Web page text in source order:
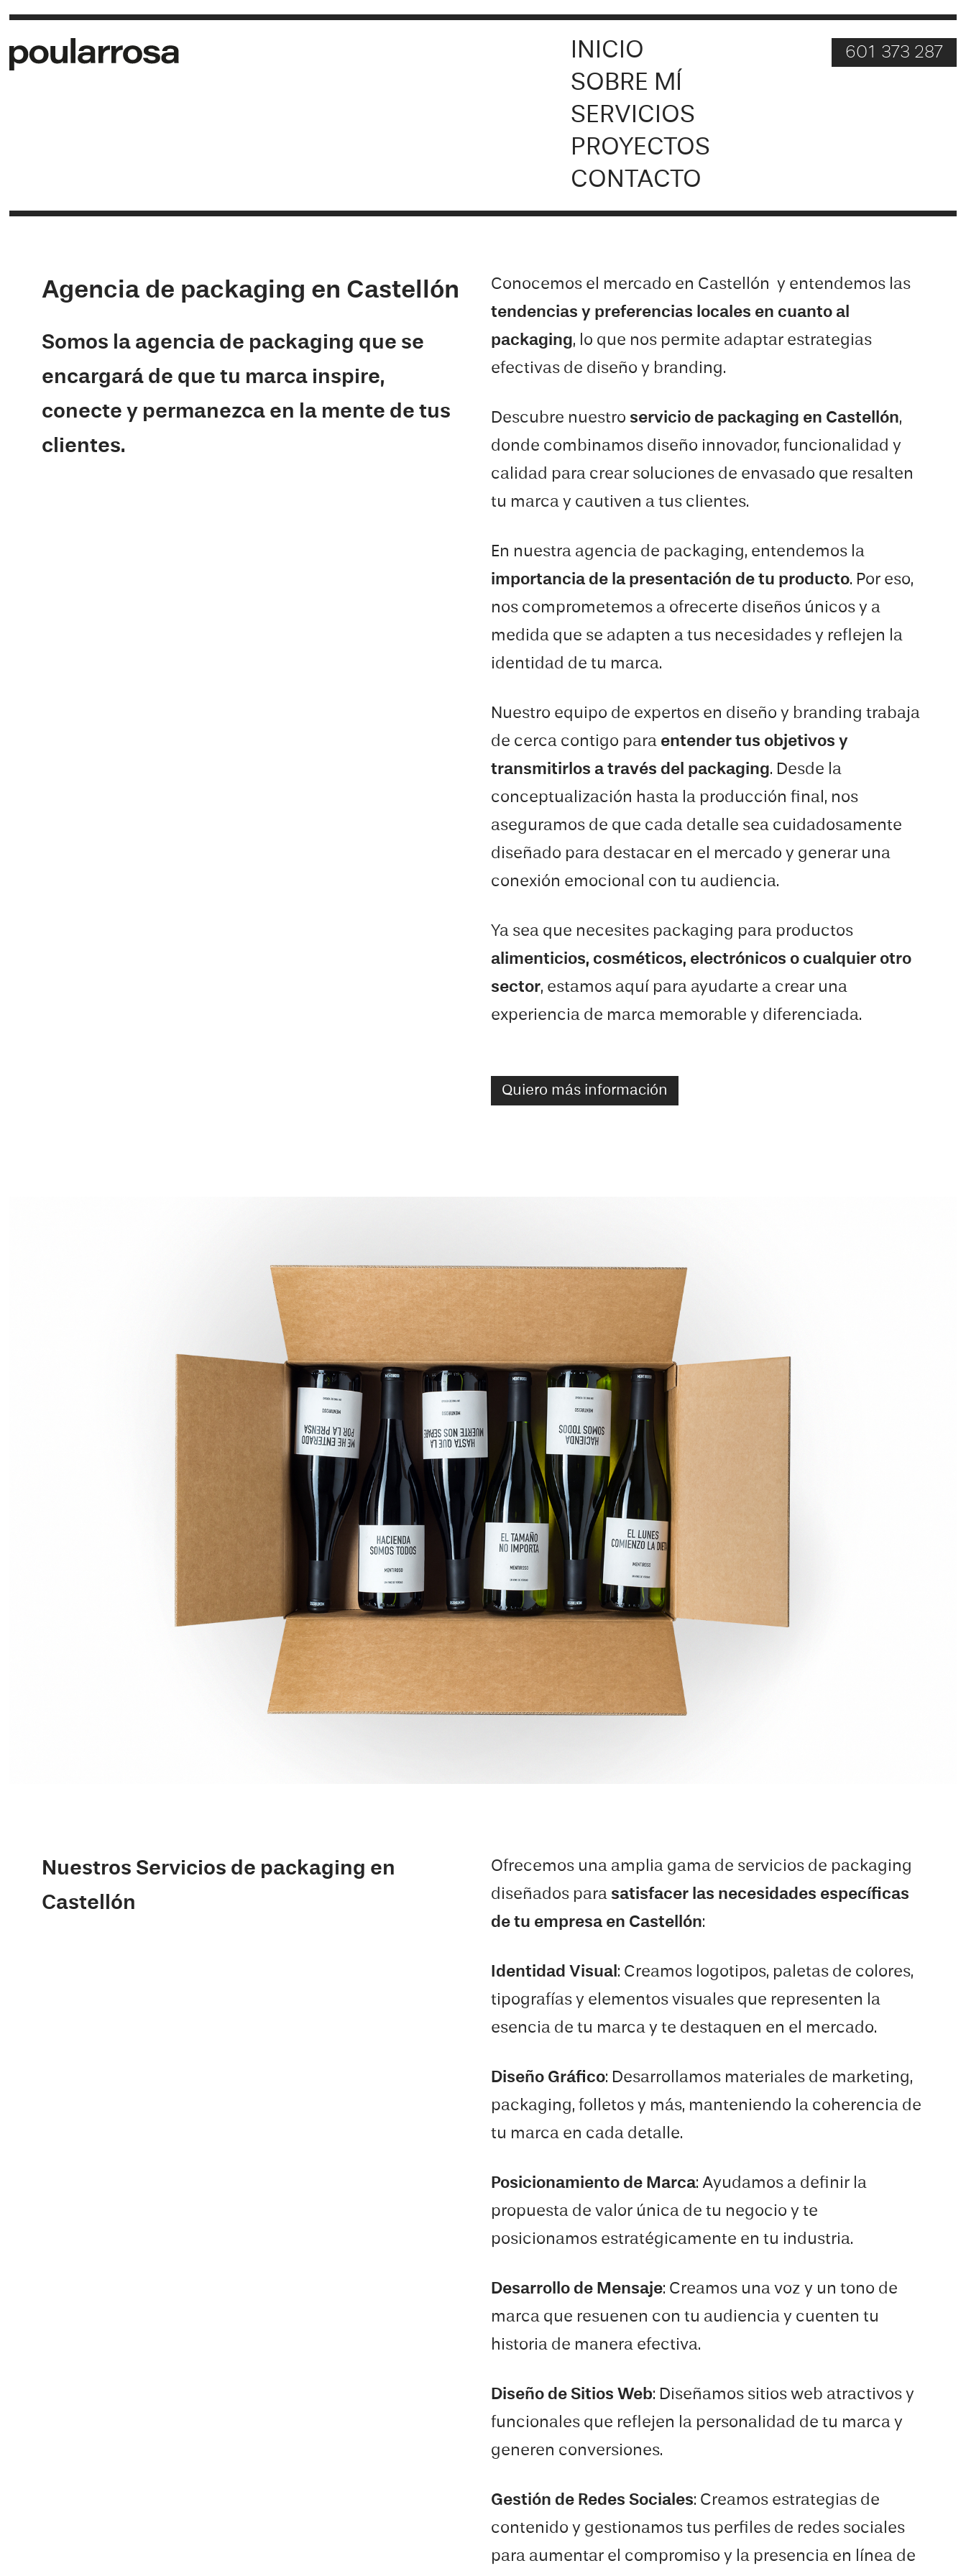
INICIO
SOBRE MÍ
SERVICIOS
PROYECTOS
CONTACTO
601 373 287
Agencia de packaging en Castellón
Somos la agencia de packaging que se
encargará de que tu marca inspire,
conecte y permanezca en la mente de tus
clientes.
Conocemos el mercado en Castellón y entendemos las
tendencias y preferencias locales en cuanto al
packaging, lo que nos permite adaptar estrategias
efectivas de diseño y branding.
Descubre nuestro servicio de packaging en Castellón,
donde combinamos diseño innovador, funcionalidad y
calidad para crear soluciones de envasado que resalten
tu marca y cautiven a tus clientes.
En nuestra agencia de packaging, entendemos la
importancia de la presentación de tu producto. Por eso,
nos comprometemos a ofrecerte diseños únicos y a
medida que se adapten a tus necesidades y reflejen la
identidad de tu marca.
Nuestro equipo de expertos en diseño y branding trabaja
de cerca contigo para entender tus objetivos y
transmitirlos a través del packaging. Desde la
conceptualización hasta la producción final, nos
aseguramos de que cada detalle sea cuidadosamente
diseñado para destacar en el mercado y generar una
conexión emocional con tu audiencia.
Ya sea que necesites packaging para productos
alimenticios, cosméticos, electrónicos o cualquier otro
sector, estamos aquí para ayudarte a crear una
experiencia de marca memorable y diferenciada.
Quiero más información
Nuestros Servicios de packaging en
Castellón
Ofrecemos una amplia gama de servicios de packaging
diseñados para satisfacer las necesidades específicas
de tu empresa en Castellón:
Identidad Visual : Creamos logotipos, paletas de colores,
tipografías y elementos visuales que representen la
esencia de tu marca y te destaquen en el mercado.
Diseño Gráfico: Desarrollamos materiales de marketing,
packaging, folletos y más, manteniendo la coherencia de
tu marca en cada detalle.
Posicionamiento de Marca: Ayudamos a definir la
propuesta de valor única de tu negocio y te
posicionamos estratégicamente en tu industria.
Desarrollo de Mensaje: Creamos una voz y un tono de
marca que resuenen con tu audiencia y cuenten tu
historia de manera efectiva.
Diseño de Sitios Web: Diseñamos sitios web atractivos y
funcionales que reflejen la personalidad de tu marca y
generen conversiones.
Gestión de Redes Sociales: Creamos estrategias de
contenido y gestionamos tus perfiles de redes sociales
para aumentar el compromiso y la presencia en línea de